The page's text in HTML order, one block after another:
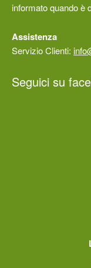
informato quando è
Assistenza
Servizio Clienti:
Seguici su